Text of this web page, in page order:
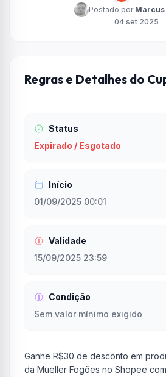
Postado por
04 set 2025
Regras e Detalhes do
Status
Expirado / Esgotado
Início
01/09/2025 00:01
Validade
15/09/2025 23:59
Condição
Sem valor mínimo exigido
Ganhe R$30 de desconto em
da Mueller Fogões no Shopee